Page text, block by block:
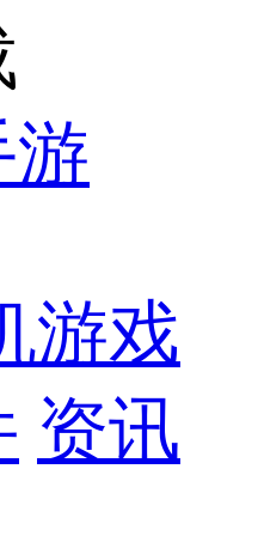
游戏
资讯